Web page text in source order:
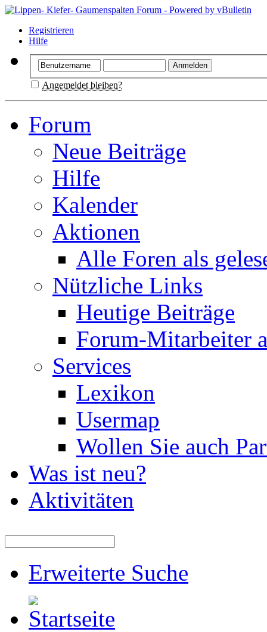
Registrieren
Hilfe
Angemeldet bleiben?
Forum
Neue Beiträge
Hilfe
Kalender
Aktionen
Alle Foren als
Nützliche Links
Heutige Beiträge
Forum-Mitarbeiter
Services
Lexikon
Usermap
Wollen Sie auch
Was ist neu?
Aktivitäten
Erweiterte Suche